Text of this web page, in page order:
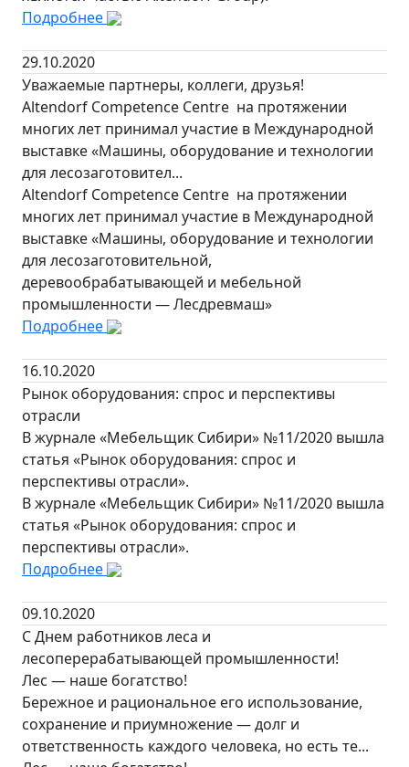
Подробнее
29.10.2020
Уважаемые партнеры, коллеги, друзья!
Altendorf Competence Centre на протяжении
многих лет принимал участие в Международной
выставке «Машины, оборудование и технологии
для лесозаготовител...
Altendorf Competence Centre на протяжении
многих лет принимал участие в Международной
выставке «Машины, оборудование и технологии
для лесозаготовительной,
деревообрабатывающей и мебельной
промышленности — Лесдревмаш»
Подробнее
16.10.2020
Рынок оборудования: спрос и перспективы
отрасли
В журнале «Мебельщик Сибири» №11/2020 вышла
статья «Рынок оборудования: спрос и
перспективы отрасли».
В журнале «Мебельщик Сибири» №11/2020 вышла
статья «Рынок оборудования: спрос и
перспективы отрасли».
Подробнее
09.10.2020
С Днем работников леса и
лесоперерабатывающей промышленности!
Лес — наше богатство!
Бережное и рациональное его использование,
сохранение и приумножение — долг и
ответственность каждого человека, но есть те...